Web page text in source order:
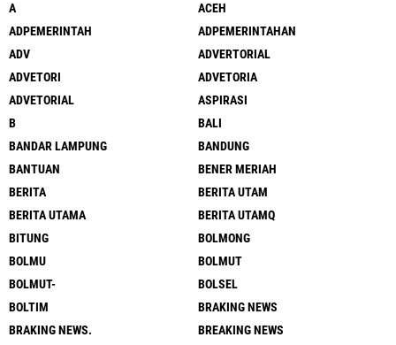
A
ACEH
ADPEMERINTAH
ADPEMERINTAHAN
ADV
ADVERTORIAL
ADVETORI
ADVETORIA
ADVETORIAL
ASPIRASI
B
BALI
BANDAR LAMPUNG
BANDUNG
BANTUAN
BENER MERIAH
BERITA
BERITA UTAM
BERITA UTAMA
BERITA UTAMQ
BITUNG
BOLMONG
BOLMU
BOLMUT
BOLMUT-
BOLSEL
BOLTIM
BRAKING NEWS
BRAKING NEWS.
BREAKING NEWS